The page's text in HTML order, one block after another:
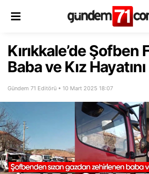
Kırıkkale’de Şofben
Baba ve Kız
Gündem 71 Editörü • 10 Mart 2025 18:07